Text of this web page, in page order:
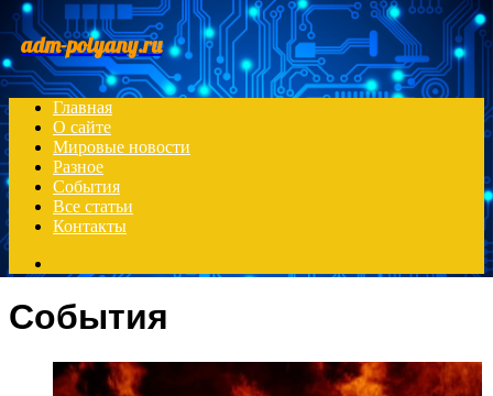
Menu
adm-polyany.ru
Главная
О сайте
Мировые новости
Разное
События
Все статьи
Контакты
for
События